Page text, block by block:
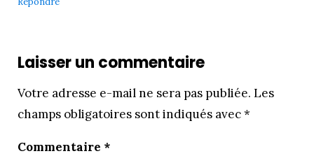
Laisser un commentaire
Votre adresse e-mail ne sera pas publiée. Les
champs obligatoires sont indiqués avec*
Commentaire *